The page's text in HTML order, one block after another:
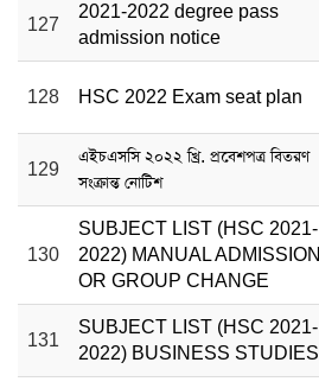
127
2021-2022 degree pass
admission notice
128 HSC 2022 Exam seat plan
129
এইচএসসি ২০২২ খ্রি. প্রবেশপত্র বিতরণ
সংক্রান্ত নোটিশ
130
SUBJECT LIST (HSC 2021-
2022) MANUAL ADMISSION
OR GROUP CHANGE
131
SUBJECT LIST (HSC 2021-
2022) BUSINESS STUDIES